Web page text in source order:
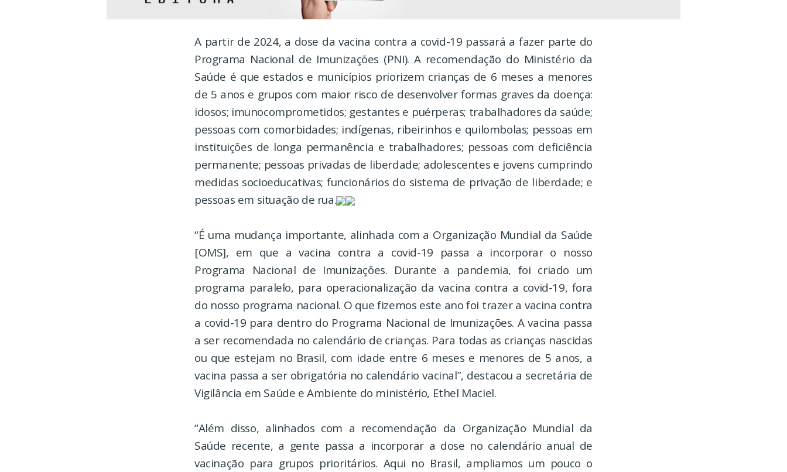
A partir de 2024, a dose da vacina contra a covid-19 passará a fazer parte do
Programa Nacional de Imunizações (PNI). A recomendação do Ministério da
Saúde é que estados e municípios priorizem crianças de 6 meses a menores
de 5 anos e grupos com maior risco de desenvolver formas graves da doença:
idosos; imunocomprometidos; gestantes e puérperas; trabalhadores da saúde;
pessoas com comorbidades; indígenas, ribeirinhos e quilombolas; pessoas em
instituições de longa permanência e trabalhadores; pessoas com deficiência
permanente; pessoas privadas de liberdade; adolescentes e jovens cumprindo
medidas socioeducativas; funcionários do sistema de privação de liberdade; e
pessoas em situação de rua.
“É uma mudança importante, alinhada com a Organização Mundial da Saúde
[OMS], em que a vacina contra a covid-19 passa a incorporar o nosso
Programa Nacional de Imunizações. Durante a pandemia, foi criado um
programa paralelo, para operacionalização da vacina contra a covid-19, fora
do nosso programa nacional. O que fizemos este ano foi trazer a vacina contra
a covid-19 para dentro do Programa Nacional de Imunizações. A vacina passa
a ser recomendada no calendário de crianças. Para todas as crianças nascidas
ou que estejam no Brasil, com idade entre 6 meses e menores de 5 anos, a
vacina passa a ser obrigatória no calendário vacinal”, destacou a secretária de
Vigilância em Saúde e Ambiente do ministério, Ethel Maciel.
“Além disso, alinhados com a recomendação da Organização Mundial da
Saúde recente, a gente passa a incorporar a dose no calendário anual de
vacinação para grupos prioritários. Aqui no Brasil, ampliamos um pouco o